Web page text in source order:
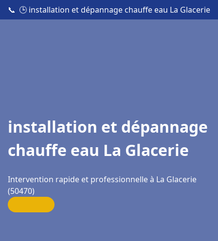
📞 🕒 installation et dépannage chauffe eau La Glacerie
installation et dépannage
chauffe eau La Glacerie
Intervention rapide et professionnelle à La Glacerie
(50470)